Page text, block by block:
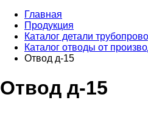
Главная
Продукция
Каталог детали
Каталог отводы от
Отвод д-15
Отвод д-15